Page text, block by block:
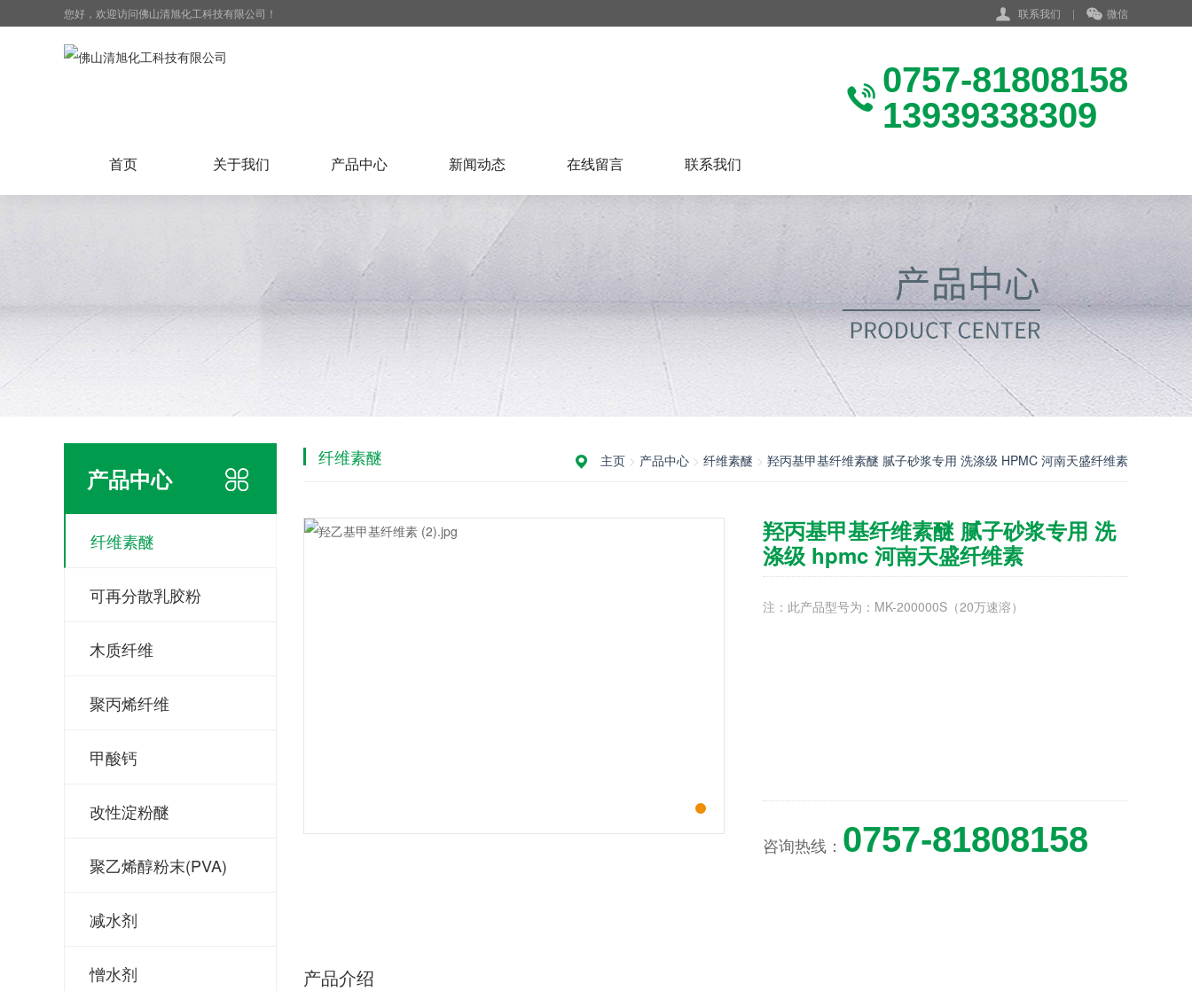
联系我们 | 微信
您好，欢迎访问佛山清旭化工科技有限公司！
0757-81808158
13939338309
首页 关于我们 产品中心 新闻动态 在线留言 联系我们
产品中心
纤维素醚
可再分散乳胶粉
木质纤维
聚丙烯纤维
甲酸钙
改性淀粉醚
聚乙烯醇粉末(PVA)
减水剂
憎水剂
主页 > 产品中心 > 纤维素醚 > 羟丙基甲基纤维素醚 腻子砂浆专用 洗涤级 HPMC 河南天盛纤维素
纤维素醚
羟丙基甲基纤维素醚 腻子砂浆专用 洗
涤级 hpmc 河南天盛纤维素
注：此产品型号为：MK-200000S（20万速溶）
咨询热线： 0757-81808158
产品介绍